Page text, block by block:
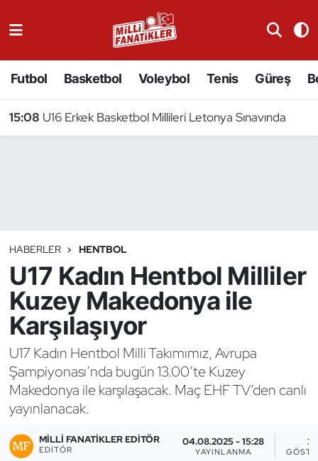
Futbol Basketbol Voleybol Tenis Güreş
15:08 U16 Erkek Basketbol Millileri Letonya Sınavında
HABERLER HENTBOL
U17 Kadın Hentbol Milliler
Kuzey Makedonya ile
Karşılaşıyor
U17 Kadın Hentbol Milli Takımımız, Avrupa
Şampiyonası’nda bugün 13.00’te Kuzey
Makedonya ile karşılaşacak. Maç EHF TV’den canlı
yayınlanacak.
MILLI FANATIKLER EDITÖR
EDITÖR
04.08.2025 - 15:28
YAYINLANMA
3
Badminton
Binicilik
Bisiklet
Bocce Bowling Dart
Boks
Briç
Buz Hokeyi